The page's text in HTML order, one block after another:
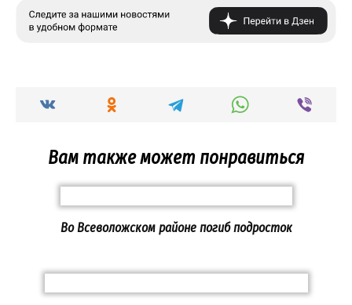
Вам также может понравиться
Во Всеволожском районе погиб подросток